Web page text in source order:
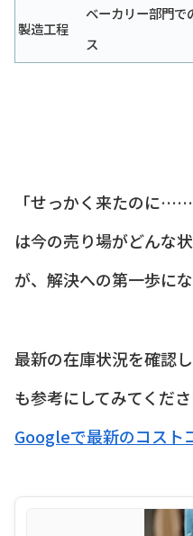
製造工程
ベーカリー部門で
ス
「せっかく来たのに
は今の売り場がどんな
が、解決への第一歩にな
最新の在庫状況を確認
も参考にしてみてくださ
Googleで最新のコスト